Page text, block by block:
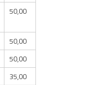
50,00
50,00
50,00
35,00